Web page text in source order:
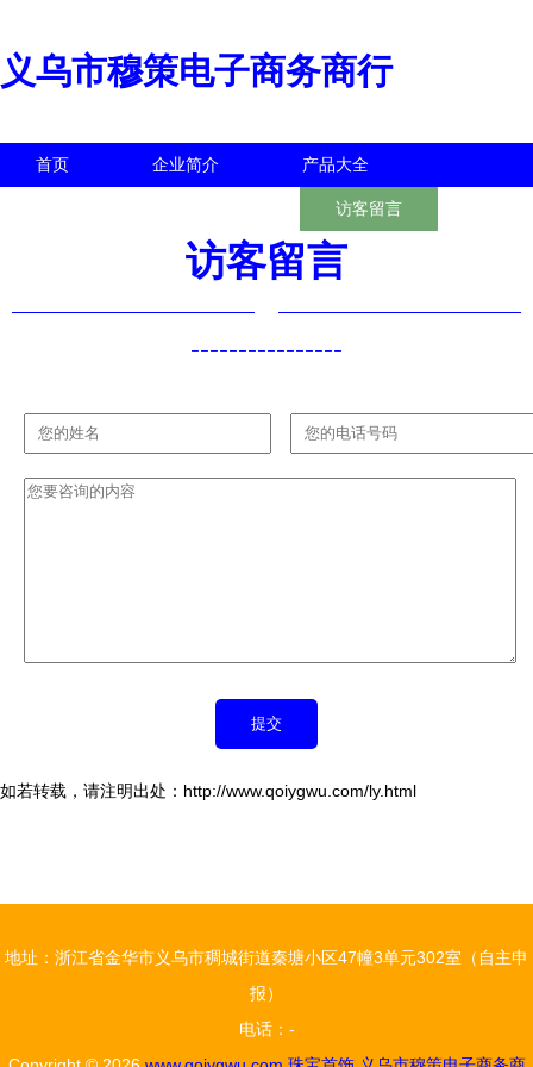
义乌市穆策电子商务商行
首页 企业简介 产品大全
访客留言
访客留言
----------------
如若转载，请注明出处：http://www.qoiygwu.com/ly.html
地址：浙江省金华市义乌市稠城街道秦塘小区47幢3单元302室（自主申
报）
电话：-